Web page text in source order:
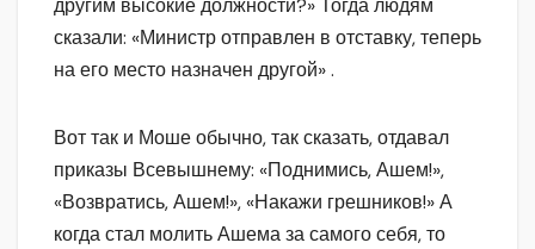
другим высокие должности?» Тогда людям
сказали: «Министр отправлен в отставку, теперь
на его место назначен другой» .
Вот так и Моше обычно, так сказать, отдавал
приказы Всевышнему: «Поднимись, Ашем!»,
«Возвратись, Ашем!», «Накажи грешников!» А
когда стал молить Ашема за самого себя, то